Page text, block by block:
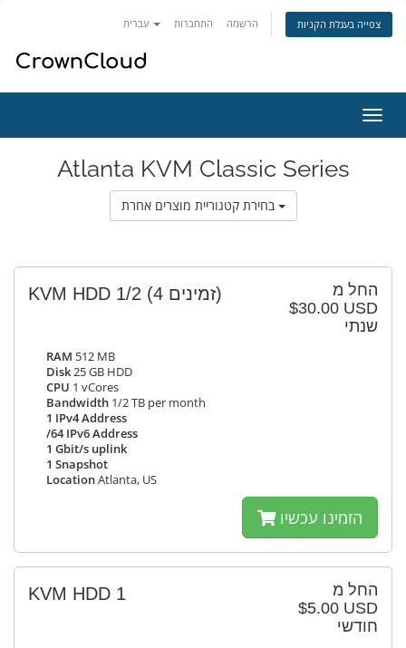
התחברות הרשמה צפייה בעגלת הקניות
ניווט
Atlanta KVM Classic Series
בחירת קטגוריית מוצרים אחרת
החל מ
$30.00 USD
שנתי
KVM HDD 1/2 (4 זמינים)
RAM 512 MB
Disk25 GB HDD
CPU 1 vCores
Bandwidth 1/2 TB per month
1 IPv4 Address
/64 IPv6 Address
1 Gbit/s uplink
1 Snapshot
LocationAtlanta, US
הזמינו עכשיו
החל מ
$5.00 USD
חודשי
KVM HDD 1